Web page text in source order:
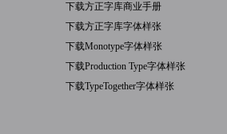
下载方正字库商业手册
下载方正字库字体样张
下载Monotype字体样张
下载Production Type字体样张
下载TypeTogether字体样张